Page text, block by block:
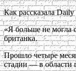
Как рассказала
«Я больше не могла
британка.
Прошло четыре
стадии — в области